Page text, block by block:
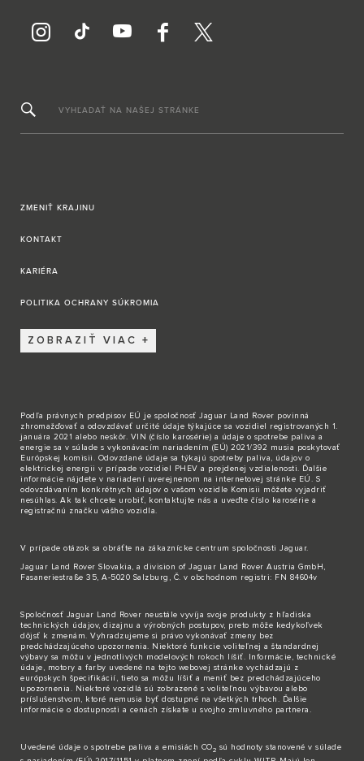
VYHĽADAŤ NA NAŠEJ STRÁNKE
ZMENIŤ KRAJINU
KONTAKT
KARIÉRA
POLITIKA OCHRANY SÚKROMIA
ZOBRAZIŤ VIAC
Podľa právnych predpisov EÚ je spoločnosť Jaguar Land Rover povinná
zhromažďovať a odovzdávať určité údaje týkajúce sa vozidiel registrovaných 1.
januára 2021 alebo neskôr. VIN (číslo karosérie) a údaje o spotrebe paliva a
energie sa v súlade s vykonávacím nariadením (EÚ) 2021/392 musia poskytovať
Európskej komisii. Odovzdané údaje sa týkajú spotreby paliva, údajov o
elektrickej energii v prípade vozidiel PHEV a prejdenej vzdialenosti. Ďalšie
informácie nájdete v nariadení uverejnenom na internetovej stránke EÚ. S
odovzdávaním konkrétnych údajov o vašom vozidle Komisii môžete vyjadriť
nesúhlas. Ak tak chcete urobiť,
kontaktujte nás a uveďte číslo karosérie a
registračnú značku vášho vozidla.
V prípade otázok sa obráťte na zákaznícke centrum spoločnosti Jaguar.
Jaguar Land Rover Slovakia, a division of Jaguar Land Rover Austria GmbH,
Fasaneriestraße 35, A-5020 Salzburg, Č. v obchodnom registri: FN 84604v
Spoločnosť Jaguar Land Rover neustále vyvíja svoje produkty z hľadiska
technických údajov, dizajnu a výrobných postupov, preto môže kedykoľvek
dôjsť k zmenám. Vyhradzujeme si právo vykonávať zmeny bez
predchádzajúceho upozornenia. Niektoré funkcie voliteľnej a štandardnej
výbavy sa môžu v jednotlivých modelových rokoch líšiť. Informácie, technické
údaje, motory a farby uvedené na tejto webovej stránke vychádzajú z
európskych špecifikácií, tieto sa môžu líšiť a meniť bez predchádzajúceho
upozornenia. Niektoré vozidlá sú zobrazené s voliteľnou výbavou alebo
príslušenstvom, ktoré nemusia byť dostupné na všetkých trhoch. Ďalšie
informácie o dostupnosti a cenách získate u svojho zmluvného partnera.
Uvedené údaje o spotrebe paliva a emisiách CO2 sú hodnoty stanovené v súlade